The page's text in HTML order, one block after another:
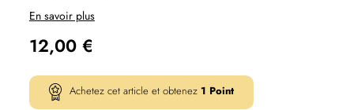
En savoir plus
12,00 €
Achetez cet article et obtenez 1 Point